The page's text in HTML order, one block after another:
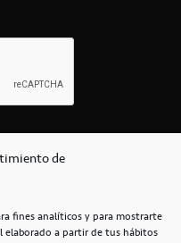
de
fines analíticos y para mostrarte
elaborado a partir de tus hábitos